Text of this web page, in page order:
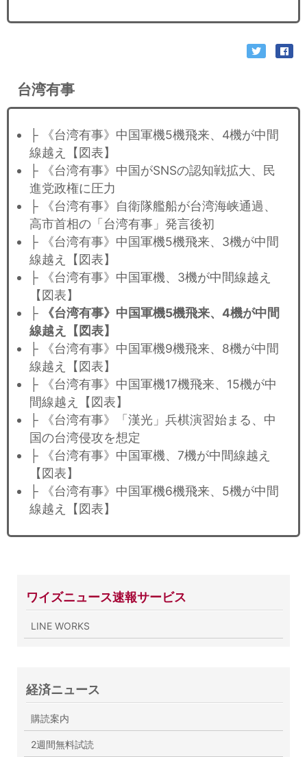
台湾有事
├ 《台湾有事》中国軍機5機飛来、4機が中間
線越え【図表】
├ 《台湾有事》中国がSNSの認知戦拡大、民
進党政権に圧力
├ 《台湾有事》自衛隊艦船が台湾海峡通過、
高市首相の「台湾有事」発言後初
├ 《台湾有事》中国軍機5機飛来、3機が中間
線越え【図表】
├ 《台湾有事》中国軍機、3機が中間線越え
【図表】
├
《台湾有事》中国軍機5機飛来、4機が中間
線越え【図表】
├ 《台湾有事》中国軍機9機飛来、8機が中間
線越え【図表】
├ 《台湾有事》中国軍機17機飛来、15機が中
間線越え【図表】
├ 《台湾有事》「漢光」兵棋演習始まる、中
国の台湾侵攻を想定
├ 《台湾有事》中国軍機、7機が中間線越え
【図表】
├ 《台湾有事》中国軍機6機飛来、5機が中間
線越え【図表】
ワイズニュース速報サービス
LINE WORKS
経済ニュース
購読案内
2週間無料試読